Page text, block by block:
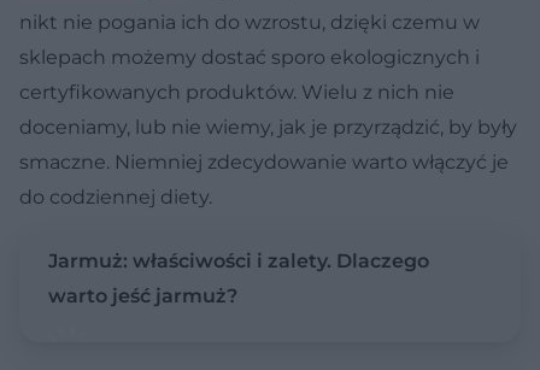
nikt nie pogania ich do wzrostu, dzięki czemu w
sklepach możemy dostać sporo ekologicznych i
certyfikowanych produktów. Wielu z nich nie
doceniamy, lub nie wiemy, jak je przyrządzić, by były
smaczne. Niemniej zdecydowanie warto włączyć je
do codziennej diety.
Jarmuż: właściwości i zalety. Dlaczego
warto jeść jarmuż?